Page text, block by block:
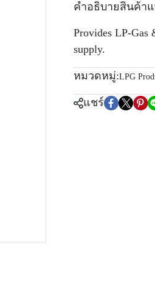
คำอธิบายสินค้า
Provides LP-Gas
supply.
หมวดหมู่:LPG
แชร์